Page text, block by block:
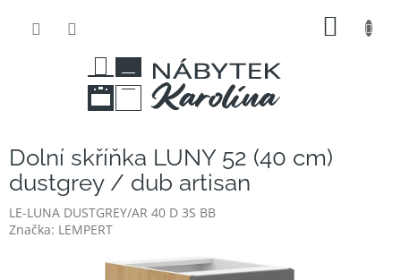
Dolní skříňka LUNY 52 (40 cm)
dustgrey / dub artisan
LE-LUNA DUSTGREY/AR 40 D 3S BB
Značka: LEMPERT